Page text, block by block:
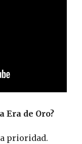
Era de Oro?
prioridad.